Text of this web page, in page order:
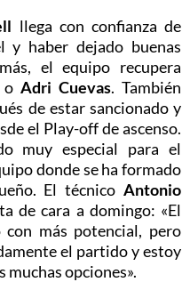
llega con confianza de
y haber dejado buenas
el equipo recupera
Adri Cuevas. También
de estar sancionado y
el Play-off de ascenso.
muy especial para el
donde se ha formado
El técnico Antonio
de cara a domingo: «El
más potencial, pero
el partido y estoy
muchas opciones».